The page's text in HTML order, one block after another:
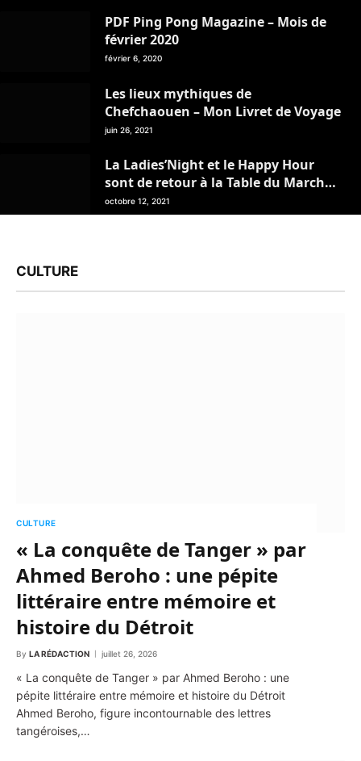
PDF Ping Pong Magazine – Mois de
février 2020
février 6, 2020
Les lieux mythiques de
Chefchaouen – Mon Livret de Voyage
juin 26, 2021
La Ladies’Night et le Happy Hour
sont de retour à la Table du Marché
– Tanger
octobre 12, 2021
CULTURE
CULTURE
« La conquête de Tanger » par
Ahmed Beroho : une pépite
littéraire entre mémoire et
histoire du Détroit
By LA RÉDACTION juillet 26, 2026
« La conquête de Tanger » par Ahmed Beroho : une
pépite littéraire entre mémoire et histoire du Détroit
Ahmed Beroho, figure incontournable des lettres
tangéroises,…